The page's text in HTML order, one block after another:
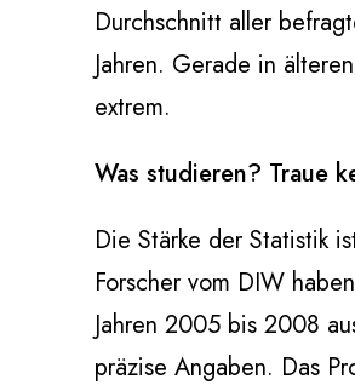
Durchschnitt aller
Jahren. Gerade in
extrem.
Was studieren? Traue
Die Stärke der Statistik
Forscher vom DIW
Jahren 2005 bis 2008
präzise Angaben. Das